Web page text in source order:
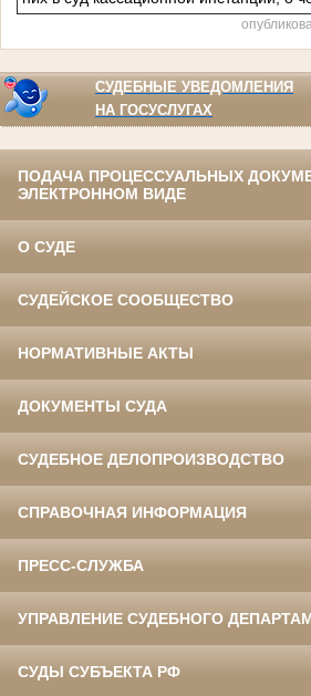
СУДЕБНЫЕ УВЕДОМЛЕНИЯ
НА ГОСУСЛУГАХ
ПОДАЧА ПРОЦЕССУАЛЬНЫХ
ЭЛЕКТРОННОМ ВИДЕ
О СУДЕ
СУДЕЙСКОЕ СООБЩЕСТВО
НОРМАТИВНЫЕ АКТЫ
ДОКУМЕНТЫ СУДА
СУДЕБНОЕ ДЕЛОПРОИЗВОДСТВО
СПРАВОЧНАЯ ИНФОРМАЦИЯ
ПРЕСС-СЛУЖБА
УПРАВЛЕНИЕ СУДЕБНОГО
СУДЫ СУБЪЕКТА РФ